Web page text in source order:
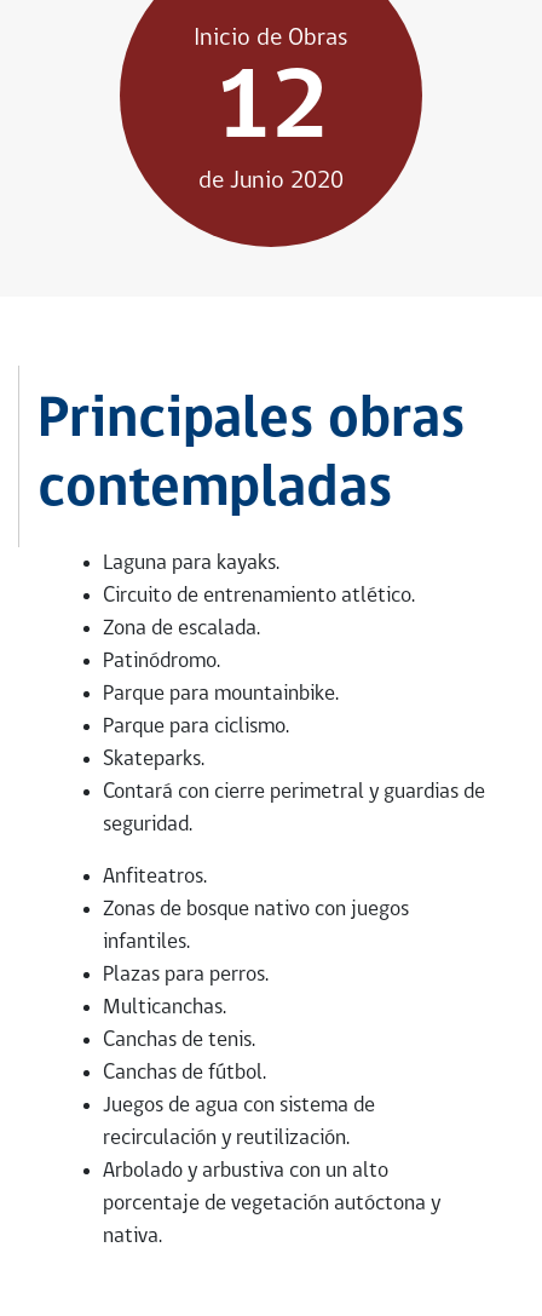
Inicio de Obras
12
de Junio 2020
Laguna para kayaks.
Circuito de entrenamiento atlético.
Zona de escalada.
Patinódromo.
Parque para mountainbike.
Parque para ciclismo.
Skateparks.
Contará con cierre perimetral y guardias de
seguridad.
Anfiteatros.
Zonas de bosque nativo con juegos
infantiles.
Plazas para perros.
Multicanchas.
Canchas de tenis.
Canchas de fútbol.
Juegos de agua con sistema de
recirculación y reutilización.
Arbolado y arbustiva con un alto
porcentaje de vegetación autóctona y
nativa.
Principales obras
contempladas